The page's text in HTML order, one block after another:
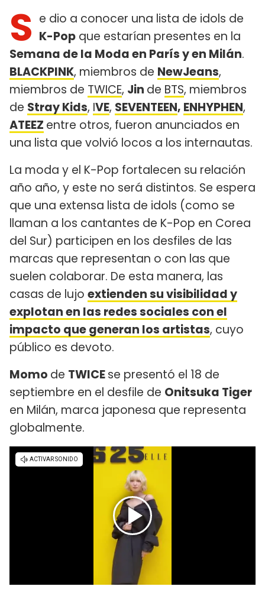
S e dio a conocer una lista de idols de
K-Pop que estarían presentes en la
Semana de la Moda en París y en Milán.
BLACKPINK, miembros de NewJeans,
miembros de TWICE, Jin de BTS, miembros
de Stray Kids, IVE, SEVENTEEN, ENHYPHEN,
ATEEZ entre otros, fueron anunciados en
una lista que volvió locos a los internautas.
La moda y el K-Pop fortalecen su relación
año año, y este no será distintos. Se espera
que una extensa lista de idols (como se
llaman a los cantantes de K-Pop en Corea
del Sur) participen en los desfiles de las
marcas que representan o con las que
suelen colaborar. De esta manera, las
casas de lujo extienden su visibilidad y
explotan en las redes sociales con el
impacto que generan los artistas, cuyo
público es devoto.
Momo de TWICEse presentó el 18 de
septiembre en el desfile de Onitsuka Tiger
en Milán, marca japonesa que representa
globalmente.